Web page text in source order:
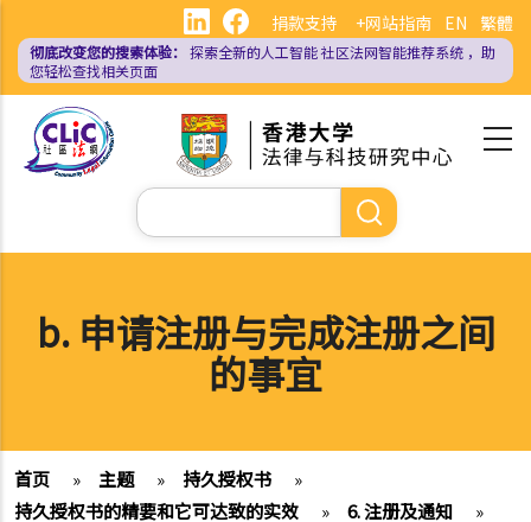
主
EN 繁體
捐款支持 +网站指南
彻底改变您的搜索体验： 探索全新的人工智能社区法网智能推荐系统 ，助
您轻松查找相关页面
搜
索
b. 申请注册与完成注册之间
的事宜
首页 » 主题 » 持久授权书
»
持久授权书的精要和它可达致的实效
» 6. 注册及通知
»